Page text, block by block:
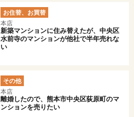
お住替、お買替
本店
新築マンションに住み替えたが、中央区
水前寺のマンションが他社で半年売れな
い
その他
本店
離婚したので、熊本市中央区荻原町のマ
ンションを売りたい